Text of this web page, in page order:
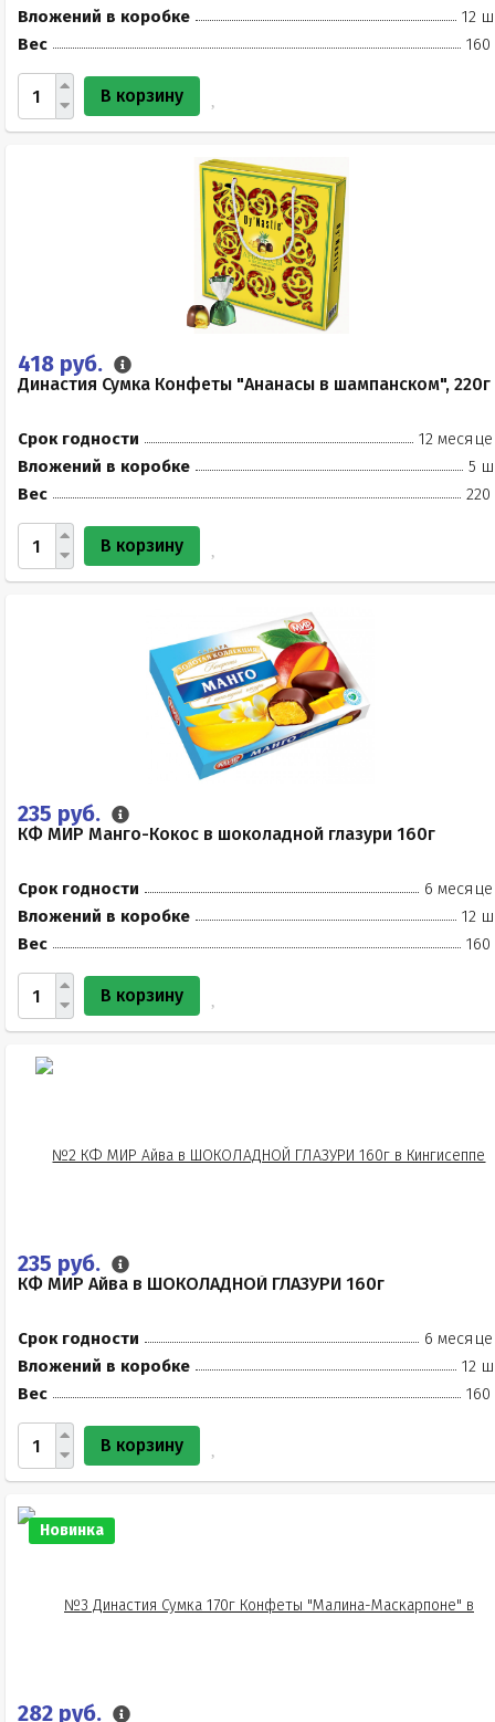
Вложений в коробке
12
Вес
160
В корзину
418 руб.
Династия Сумка Конфеты "Ананасы в шампанском", 220г
Срок годности
12
Вложений в коробке
5
Вес
220
В корзину
235 руб.
КФ МИР Манго-Кокос в шоколадной глазури 160г
Срок годности
6
Вложений в коробке
12
Вес
160
В корзину
235 руб.
КФ МИР Айва в ШОКОЛАДНОЙ ГЛАЗУРИ 160г
Срок годности
6
Вложений в коробке
12
Вес
160
В корзину
Новинка
282 руб.